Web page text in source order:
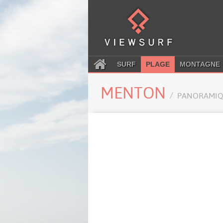
SURF PLAGE MONTAGNE
MENTON